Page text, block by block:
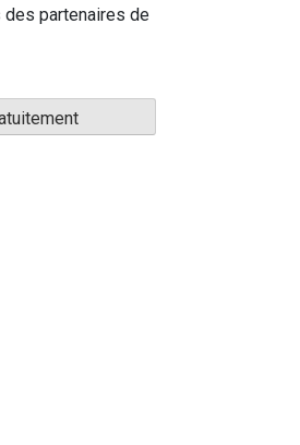
partenaires de